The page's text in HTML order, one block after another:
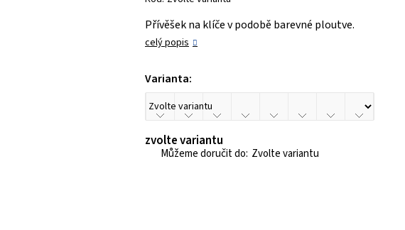
0,0
z 5
Přívěšek na klíče v podobě barevné ploutve.
celý popis
Varianta:
zvolte variantu
Zvolte variantu